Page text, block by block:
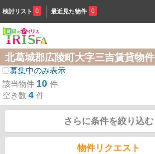
検討リスト 0 最近見た物件 0
北葛城郡広陵町大字三吉賃貸物
募集中のみ表示
該当物件 10 件
空き数 4 件
さらに条件を絞り込む
物件リクエスト